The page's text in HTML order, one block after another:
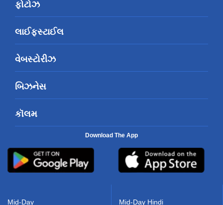
ફોટોઝ
લાઈફસ્ટાઈલ
વેબસ્ટોરીઝ
બિઝનેસ
કૉલમ
Download The App
Mid-Day Mid-Day Hindi